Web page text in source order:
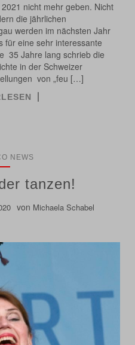
nicht mehr geben. Nicht
die jährlichen
werden im nächsten Jahr
für eine sehr interessante
35 Jahre lang schrieb die
in der Schweizer
von „feu […]
NEWS
tanzen!
von Michaela Schabel